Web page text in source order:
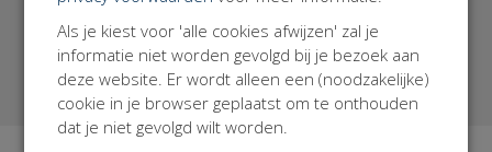
Als je kiest voor 'alle cookies afwijzen' zal je
informatie niet worden gevolgd bij je bezoek aan
deze website. Er wordt alleen een (noodzakelijke)
cookie in je browser geplaatst om te onthouden
dat je niet gevolgd wilt worden.